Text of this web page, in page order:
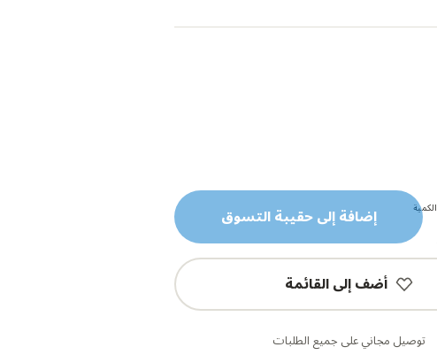
الكمية إضافة إلى حقيبة التسوق
أضف إلى القائمة
توصيل مجاني على جميع الطلبات